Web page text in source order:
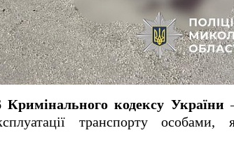
Кримінального кодексу України
транспорту особами,